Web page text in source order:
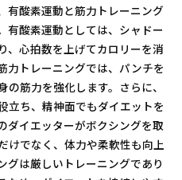
有酸素運動と筋力トレーニング
有酸素運動としては、シャドー
、心拍数を上げてカロリーを消
力トレーニングでは、パンチを
筋力を強化します。さらに、
立ち、精神面でもダイエットを
ダイエッターがボクシングを取
けでなく、体力や柔軟性も向上
グは厳しいトレーニングであり